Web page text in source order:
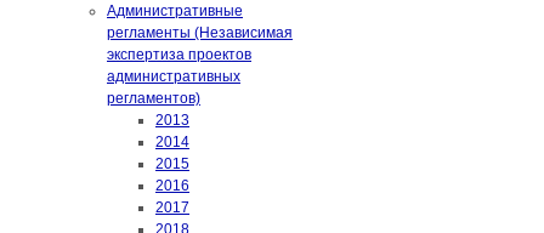
Административные
регламенты (Независимая
экспертиза проектов
административных
регламентов)
2013
2014
2015
2016
2017
2018